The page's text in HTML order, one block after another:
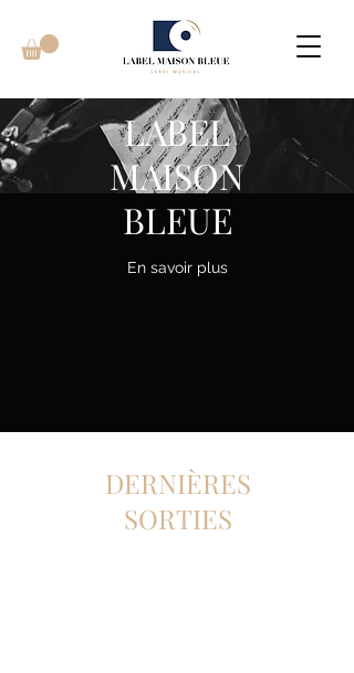
LABEL
MAISON
BLEUE
En savoir plus
DERNIÈRES
SORTIES